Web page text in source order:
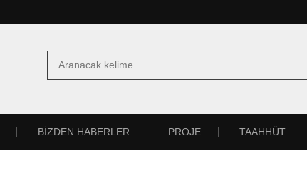
BİZDEN HABERLER PROJE TAAHHÜT